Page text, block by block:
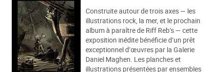
Construite autour de trois axes — les
illustrations rock, la mer, et le prochain
album à paraître de Riff Reb’s — cette
exposition inédite bénéficie d’un prêt
exceptionnel d’œuvres par la Galerie
Daniel Maghen. Les planches et
illustrations présentées par ensembles